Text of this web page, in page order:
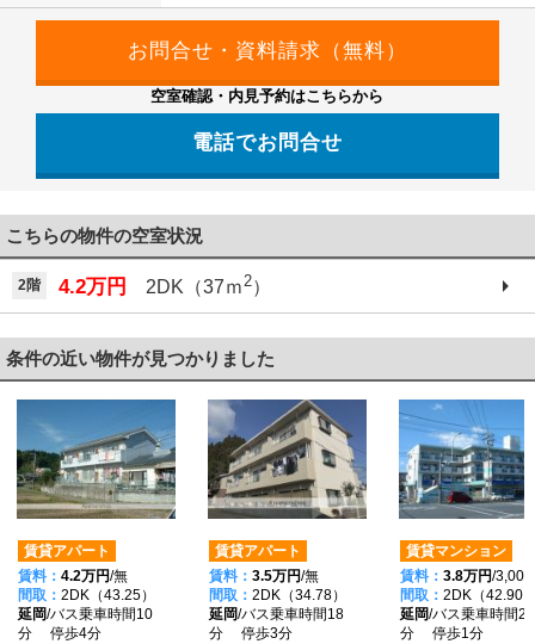
空室確認・内見予約はこちらから
電話でお問合せ
こちらの物件の空室状況
2階 4.2万円 2DK（37ｍ2）
条件の近い物件が見つかりました
賃貸アパート
賃料： 4.2万円/無
間取： 2DK（43.25）
延岡/バス乗車時間10
分 停歩4分
賃貸アパート
賃料： 3.5万円/無
間取： 2DK（34.78）
延岡/バス乗車時間18
分 停歩3分
賃貸マンション
賃料： 3.8万円/3,000
間取： 2DK（42.90
延岡/バス乗車時間26
分 停歩1分